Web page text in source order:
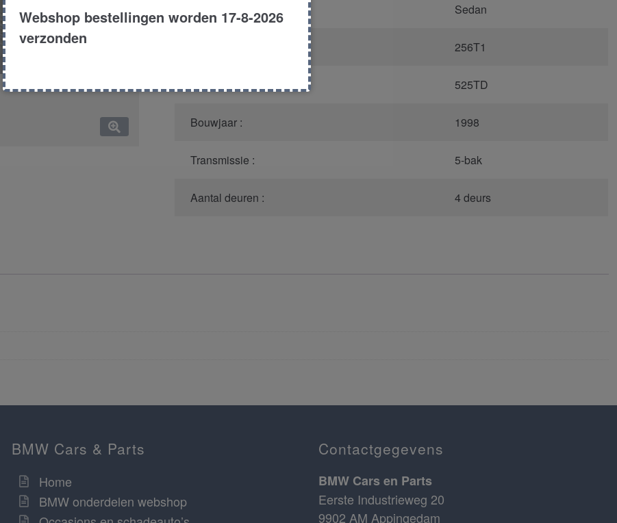
Carroserie : Sedan
256T1
525TD
Bouwjaar : 1998
Transmissie : 5-bak
Aantal deuren : 4 deurs
BMW Cars & Parts
Home
BMW onderdelen webshop
Contactgegevens
BMW Cars en Parts
Eerste Industrieweg 20
9902 AM Appingedam
Webshop bestellingen worden 17-8-2026
verzonden